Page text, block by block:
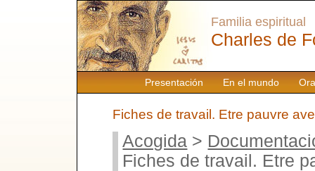
Presentación En el mundo
Familia espiritual
Charles de
Fiches de travail. Etre pauvre
Acogida >
Fiches de travail. Etre